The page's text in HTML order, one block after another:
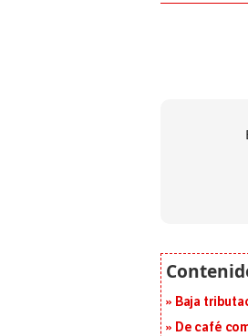
Baja
De café